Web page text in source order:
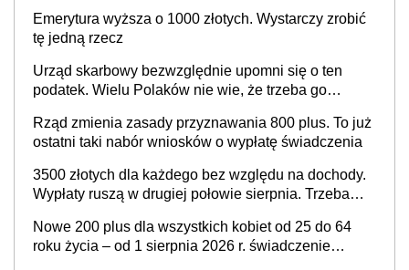
Emerytura wyższa o 1000 złotych. Wystarczy zrobić
tę jedną rzecz
Urząd skarbowy bezwzględnie upomni się o ten
podatek. Wielu Polaków nie wie, że trzeba go
Rząd zmienia zasady przyznawania 800 plus. To już
ostatni taki nabór wniosków o wypłatę świadczenia
3500 złotych dla każdego bez względu na dochody.
Wypłaty ruszą w drugiej połowie sierpnia. Trzeba
Nowe 200 plus dla wszystkich kobiet od 25 do 64
roku życia – od 1 sierpnia 2026 r. świadczenie